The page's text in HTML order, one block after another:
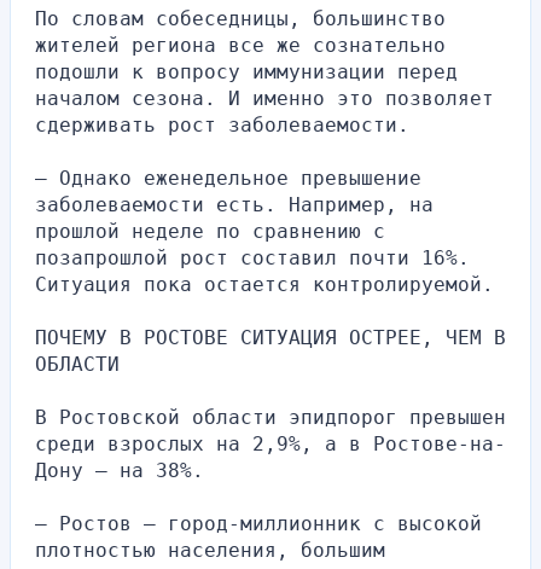
По словам собеседницы, большинство
жителей региона все же сознательно
подошли к вопросу иммунизации перед
началом сезона. И именно это позволяет
сдерживать рост заболеваемости.
— Однако еженедельное превышение
заболеваемости есть. Например, на
прошлой неделе по сравнению с
позапрошлой рост составил почти 16%.
Ситуация пока остается контролируемой.
ПОЧЕМУ В РОСТОВЕ СИТУАЦИЯ ОСТРЕЕ, ЧЕМ В
ОБЛАСТИ
В Ростовской области эпидпорог превышен
среди взрослых на 2,9%, а в Ростове-на-
Дону — на 38%.
— Ростов — город-миллионник с высокой
плотностью населения, большим